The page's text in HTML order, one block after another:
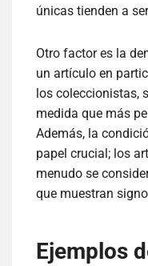
únicas tienden a
Otro factor es la
un artículo en
los coleccionistas,
medida que más
Además, la
papel crucial; los
menudo se
que muestran
Ejemplos